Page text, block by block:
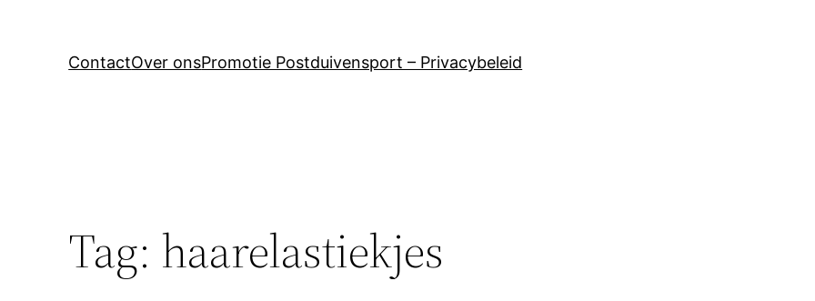
ContactOver onsPromotie Postduivensport – Privacybeleid
Tag: haarelastiekjes